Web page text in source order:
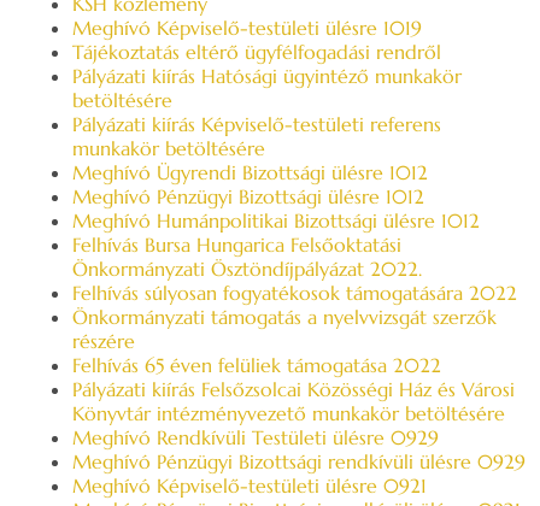
Meghívó Képviselő-testületi ülésre 1019
Tájékoztatás eltérő ügyfélfogadási rendről
Pályázati kiírás Hatósági ügyintéző munkakör
betöltésére
Pályázati kiírás Képviselő-testületi referens
munkakör betöltésére
Meghívó Ügyrendi Bizottsági ülésre 1012
Meghívó Pénzügyi Bizottsági ülésre 1012
Meghívó Humánpolitikai Bizottsági ülésre 1012
Felhívás Bursa Hungarica Felsőoktatási
Önkormányzati Ösztöndíjpályázat 2022.
Felhívás súlyosan fogyatékosok támogatására 2022
Önkormányzati támogatás a nyelvvizsgát szerzők
részére
Felhívás 65 éven felüliek támogatása 2022
Pályázati kiírás Felsőzsolcai Közösségi Ház és Városi
Könyvtár intézményvezető munkakör betöltésére
Meghívó Rendkívüli Testületi ülésre 0929
Meghívó Pénzügyi Bizottsági rendkívüli ülésre 0929
Meghívó Képviselő-testületi ülésre 0921